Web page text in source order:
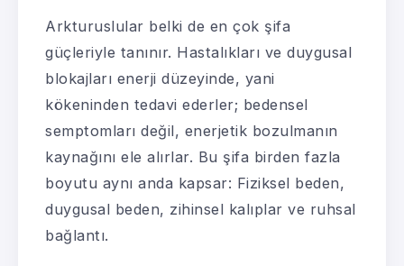
Arkturuslular belki de en çok şifa
güçleriyle tanınır. Hastalıkları ve duygusal
blokajları enerji düzeyinde, yani
kökeninden tedavi ederler; bedensel
semptomları değil, enerjetik bozulmanın
kaynağını ele alırlar. Bu şifa birden fazla
boyutu aynı anda kapsar: Fiziksel beden,
duygusal beden, zihinsel kalıplar ve ruhsal
bağlantı.